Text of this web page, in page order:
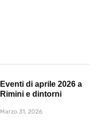
Eventi di aprile 2026 a
Rimini e dintorni
Marzo 31, 2026